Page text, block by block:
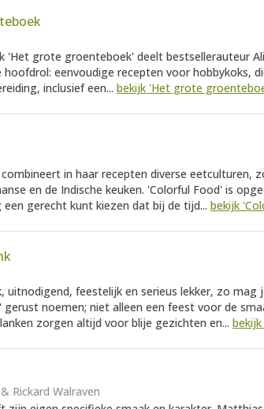
'Het grote groenteboek' deelt bestsellerauteur
eenvoudige recepten voor hobbykoks,
inclusief een... bekijk 'Het grote
in haar recepten diverse eetculturen,
en de Indische keuken. 'Colorful Food' is
gerecht kunt kiezen dat bij de tijd... bekijk
uitnodigend, feestelijk en serieus lekker, zo mag
gerust noemen; niet alleen een feest voor de
zorgen altijd voor blije gezichten en...
Rickard Walraven